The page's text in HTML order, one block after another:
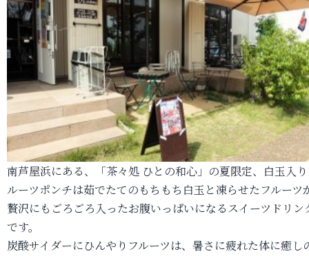
南芦屋浜にある、「茶々処 ひとの和心」の夏限定、白玉入
ルーツポンチは茹でたてのもちもち白玉と凍らせたフルーツ
贅沢にもごろごろ入ったお腹いっぱいになるスイーツドリン
です。
炭酸サイダーにひんやりフルーツは、暑さに疲れた体に癒し